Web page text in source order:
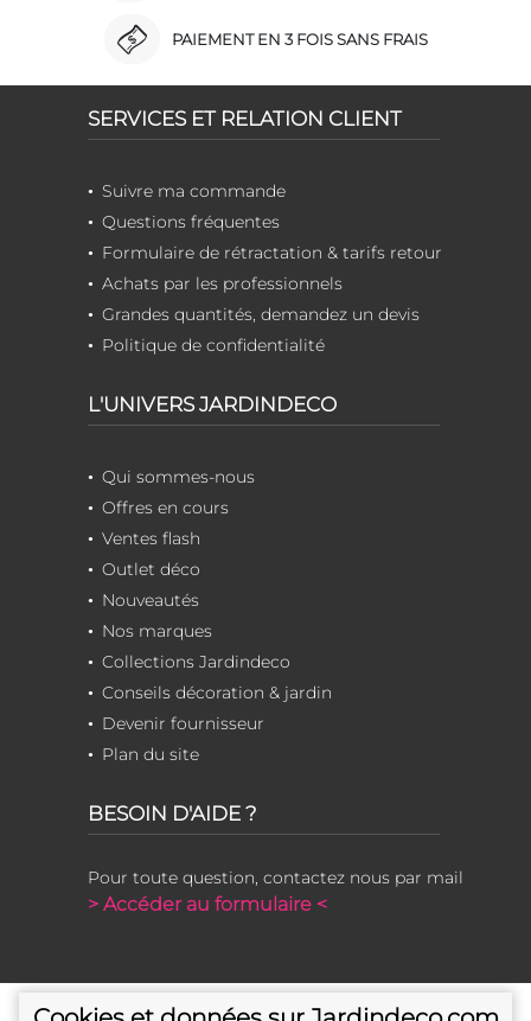
PAIEMENT EN 3 FOIS SANS FRAIS
SERVICES ET RELATION CLIENT
Suivre ma commande
Questions fréquentes
Formulaire de rétractation & tarifs retour
Achats par les professionnels
Grandes quantités, demandez un devis
Politique de confidentialité
L'UNIVERS JARDINDECO
Qui sommes-nous
Offres en cours
Ventes flash
Outlet déco
Nouveautés
Nos marques
Collections Jardindeco
Conseils décoration & jardin
Devenir fournisseur
Plan du site
BESOIN D'AIDE ?
Pour toute question, contactez nous par mail
> Accéder au formulaire <